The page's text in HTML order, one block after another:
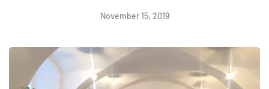
November 15, 2019